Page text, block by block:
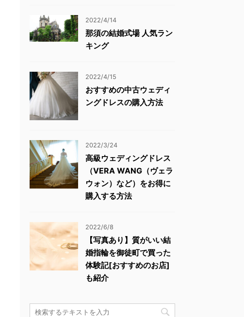
2022/4/14
那須の結婚式場 人気ラン
キング
2022/4/15
おすすめの中古ウェディ
ングドレスの購入方法
2022/3/24
高級ウェディングドレス
（VERA WANG（ヴェラ
ウォン）など）をお得に
購入する方法
2022/6/8
【写真あり】質がいい結
婚指輪を御徒町で買った
体験記[おすすめのお店]
も紹介